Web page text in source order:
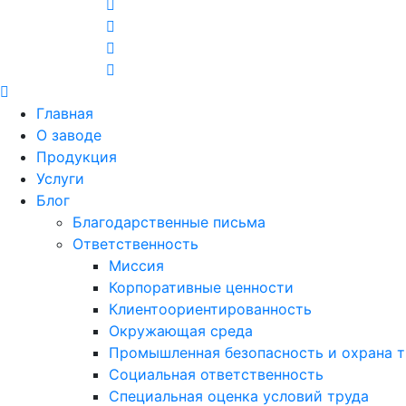
Главная
О заводе
Продукция
Услуги
Блог
Благодарственные письма
Ответственность
Миссия
Корпоративные ценности
Клиентоориентированность
Окружающая среда
Промышленная безопасность и охрана
Социальная ответственность
Специальная оценка условий труда